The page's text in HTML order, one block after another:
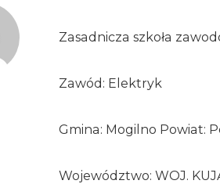
Zasadnicza szkoła
Zawód: Elektryk
Gmina: Mogilno Powiat:
Województwo: WOJ.